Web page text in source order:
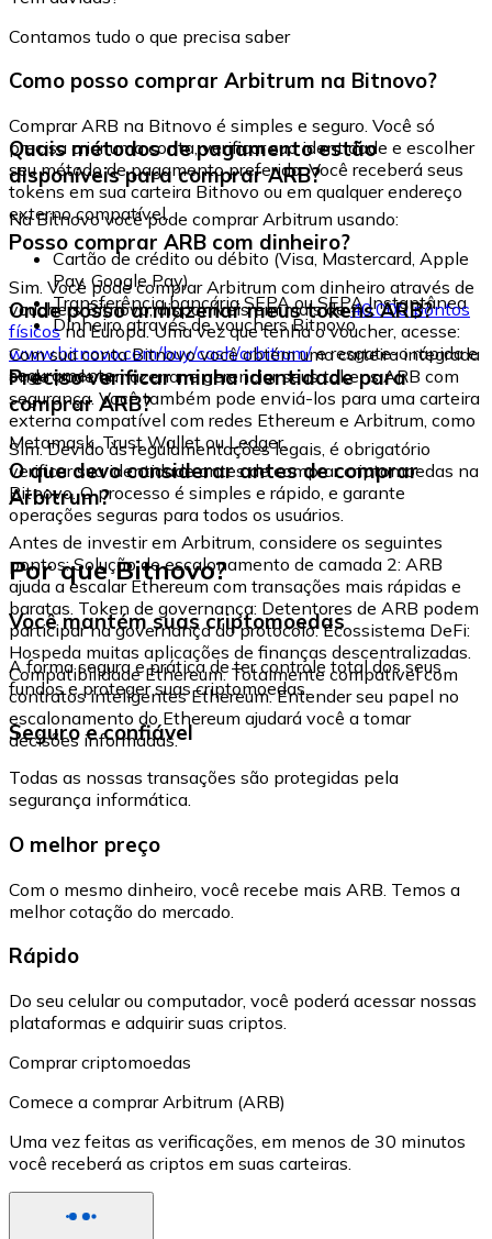
Contamos tudo o que precisa saber
Como posso comprar Arbitrum na Bitnovo?
Comprar ARB na Bitnovo é simples e seguro. Você só
precisa criar uma conta, verificar sua identidade e escolher
seu método de pagamento preferido. Você receberá seus
tokens em sua carteira Bitnovo ou em qualquer endereço
externo compatível.
Quais métodos de pagamento estão
disponíveis para comprar ARB?
Na Bitnovo você pode comprar Arbitrum usando:
Cartão de crédito ou débito (Visa, Mastercard, Apple
Pay, Google Pay)
Transferência bancária SEPA ou SEPA Instantânea
Dinheiro através de vouchers Bitnovo
Posso comprar ARB com dinheiro?
Sim. Você pode comprar Arbitrum com dinheiro através de
vouchers Bitnovo, disponíveis em mais de40.000 pontos
físicosna Europa. Uma vez que tenha o voucher, acesse:
www.bitnovo.com/buy/cash/arbitrum/e resgate-o rápida e
seguramente.
Onde posso armazenar meus tokens ARB?
Com sua conta Bitnovo você obtém uma carteira integrada
onde pode armazenar e gerenciar seus tokens ARB com
segurança. Você também pode enviá-los para uma carteira
externa compatível com redes Ethereum e Arbitrum, como
Metamask, Trust Wallet ou Ledger.
Preciso verificar minha identidade para
comprar ARB?
Sim. Devido às regulamentações legais, é obrigatório
verificar sua identidade antes de comprar criptomoedas na
Bitnovo. O processo é simples e rápido, e garante
operações seguras para todos os usuários.
O que devo considerar antes de comprar
Arbitrum?
Antes de investir em Arbitrum, considere os seguintes
pontos: Solução de escalonamento de camada 2: ARB
ajuda a escalar Ethereum com transações mais rápidas e
baratas. Token de governança: Detentores de ARB podem
participar na governança do protocolo. Ecossistema DeFi:
Hospeda muitas aplicações de finanças descentralizadas.
Compatibilidade Ethereum: Totalmente compatível com
contratos inteligentes Ethereum. Entender seu papel no
escalonamento do Ethereum ajudará você a tomar
decisões informadas.
Por que Bitnovo?
Você mantém suas criptomoedas
A forma segura e prática de ter controle total dos seus
fundos e proteger suas criptomoedas.
Seguro e confiável
Todas as nossas transações são protegidas pela
segurança informática.
O melhor preço
Com o mesmo dinheiro, você recebe mais ARB. Temos a
melhor cotação do mercado.
Rápido
Do seu celular ou computador, você poderá acessar nossas
plataformas e adquirir suas criptos.
Comprar criptomoedas
Comece a comprar Arbitrum (ARB)
Uma vez feitas as verificações, em menos de 30 minutos
você receberá as criptos em suas carteiras.